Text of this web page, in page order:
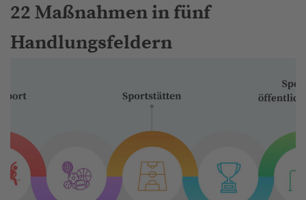
22 Maßnahmen in fünf
Handlungsfeldern